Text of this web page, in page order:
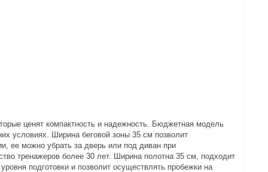
ценят компактность и надежность. Бюджетная модель
условиях. Ширина беговой зоны 35 см позволит
ее можно убрать за дверь или под диван при
тренажеров более 30 лет. Ширина полотна 35 см, подходит
подготовки и позволит осуществлять пробежки на